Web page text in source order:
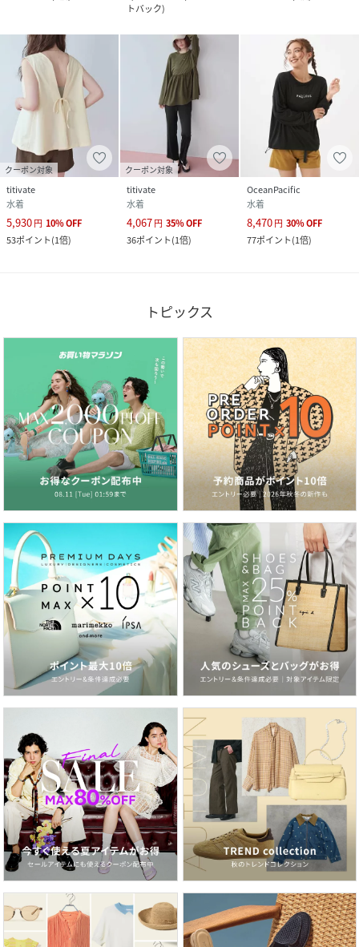
トバック)
クーポン対象
titivate
水着
5,930円 10%OFF
53ポイント(1倍)
クーポン対象
titivate
水着
4,067円 35%OFF
36ポイント(1倍)
OceanPacific
水着
8,470円 30%OFF
77ポイント(1倍)
トピックス